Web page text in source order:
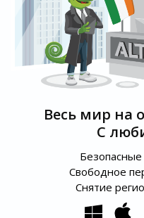
Весь мир на
С
Свободное
Снятие